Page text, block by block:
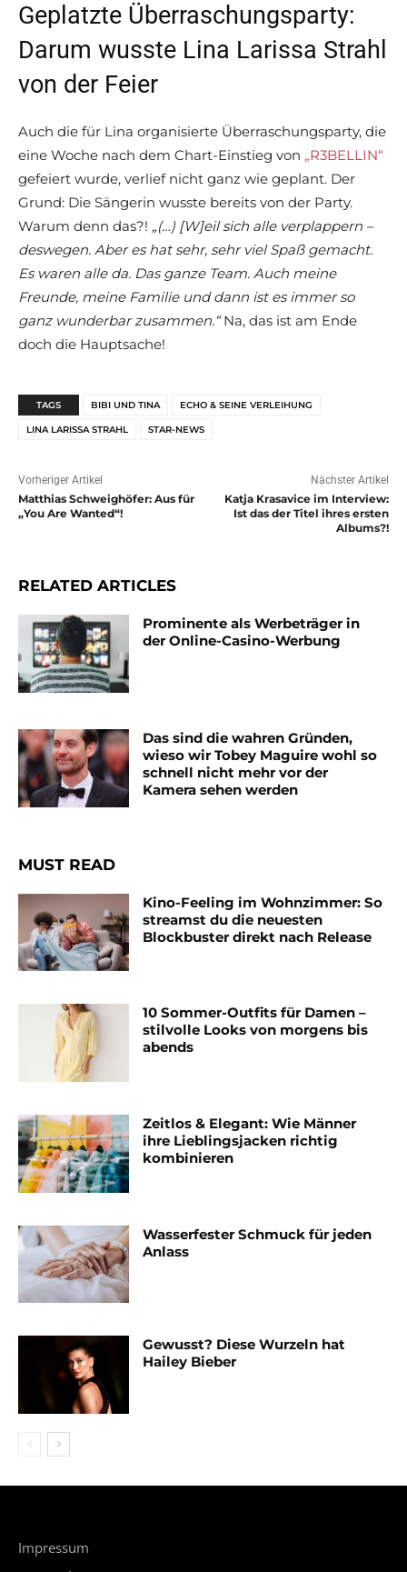
Geplatzte Überraschungsparty:
Darum wusste Lina Larissa Strahl
von der Feier
Auch die für Lina organisierte Überraschungsparty, die
eine Woche nach dem Chart-Einstieg von „R3BELLIN“
gefeiert wurde, verlief nicht ganz wie geplant. Der
Grund: Die Sängerin wusste bereits von der Party.
Warum denn das?! „(…) [W]eil sich alle verplappern –
deswegen. Aber es hat sehr, sehr viel Spaß gemacht.
Es waren alle da. Das ganze Team. Auch meine
Freunde, meine Familie und dann ist es immer so
ganz wunderbar zusammen.“Na, das ist am Ende
doch die Hauptsache!
TAGS BIBI UND TINA ECHO & SEINE VERLEIHUNG
LINA LARISSA STRAHL STAR-NEWS
Vorheriger Artikel
Matthias Schweighöfer: Aus für
„You Are Wanted“!
Nächster Artikel
Katja Krasavice im Interview:
Ist das der Titel ihres ersten
Albums?!
RELATED ARTICLES
Prominente als Werbeträger in
der Online-Casino-Werbung
Das sind die wahren Gründen,
wieso wir Tobey Maguire wohl so
schnell nicht mehr vor der
Kamera sehen werden
MUST READ
Kino-Feeling im Wohnzimmer: So
streamst du die neuesten
Blockbuster direkt nach Release
10 Sommer-Outfits für Damen –
stilvolle Looks von morgens bis
abends
Zeitlos & Elegant: Wie Männer
ihre Lieblingsjacken richtig
kombinieren
Wasserfester Schmuck für jeden
Anlass
Gewusst? Diese Wurzeln hat
Hailey Bieber
Impressum